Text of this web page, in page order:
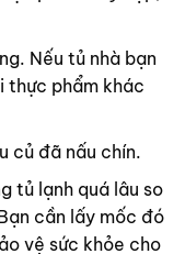
Nếu tủ nhà bạn
thực phẩm khác
củ đã nấu chín.
tủ lạnh quá lâu so
cần lấy mốc đó
vệ sức khỏe cho